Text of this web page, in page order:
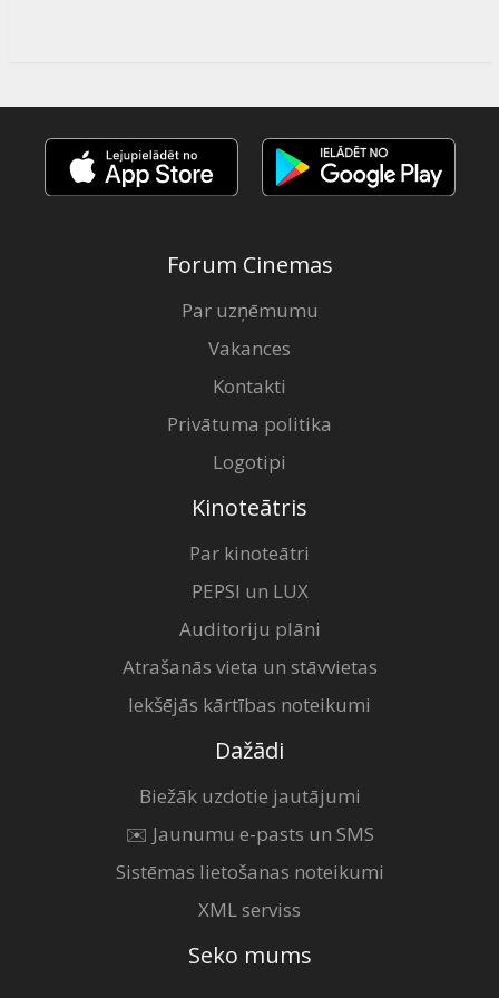
Forum Cinemas
Par uzņēmumu
Vakances
Kontakti
Privātuma politika
Logotipi
Kinoteātris
Par kinoteātri
PEPSI un LUX
Auditoriju plāni
Atrašanās vieta un stāvvietas
Iekšējās kārtības noteikumi
Dažādi
Biežāk uzdotie jautājumi
✉️ Jaunumu e-pasts un SMS
Sistēmas lietošanas noteikumi
XML serviss
Seko mums